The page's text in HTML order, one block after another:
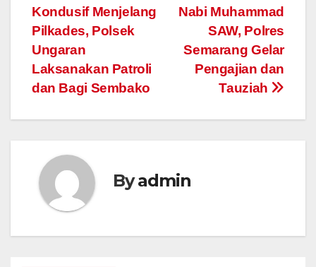
navigation
Nabi Muhammad
SAW, Polres
Semarang Gelar
Pengajian dan
Tauziah
Kondusif Menjelang
Pilkades, Polsek
Ungaran
Laksanakan Patroli
dan Bagi Sembako
Byadmin